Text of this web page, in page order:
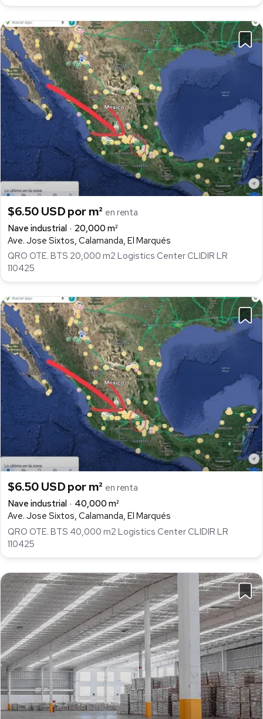
$6.50 USD por m² en renta
Nave industrial
20,000 m²
Ave. Jose Sixtos, Calamanda, El Marqués
QRO OTE. BTS 20,000 m2 Logistics Center CLIDIR LR
110425
$6.50 USD por m² en renta
Nave industrial
40,000 m²
Ave. Jose Sixtos, Calamanda, El Marqués
QRO OTE. BTS 40,000 m2 Logistics Center CLIDIR LR
110425